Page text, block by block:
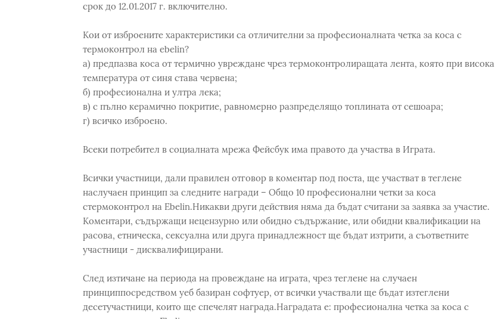
срок до 12.01.2017 г. включително.
Кои от изброените характеристики са отличителни за професионалната четка за коса с
термоконтрол на ebelin?
а) предпазва коса от термично увреждане чрез термоконтролиращата лента, която при висока
температура от синя става червена;
б) професионална и ултра лека;
в) с пълно керамично покритие, равномерно разпределящо топлината от сешоара;
г) всичко изброено.
Всеки потребител в социалната мрежа Фейсбук има правото да участва в Играта.
Всички участници, дали правилен отговор в коментар под поста, ще участват в теглене
наслучаен принцип за следните награди – Общо 10 професионални четки за коса
стермоконтрол на Ebelin.Никакви други действия няма да бъдат считани за заявка за участие.
Коментари, съдържащи нецензурно или обидно съдържание, или обидни квалификации на
расова, етническа, сексуална или друга принадлежност ще бъдат изтрити, а съответните
участници - дисквалифицирани.
След изтичане на периода на провеждане на играта, чрез теглене на случаен
принциппосредством уеб базиран софтуер, от всички участвали ще бъдат изтеглени
десетучастници, които ще спечелят награда.Наградата е: професионална четка за коса с